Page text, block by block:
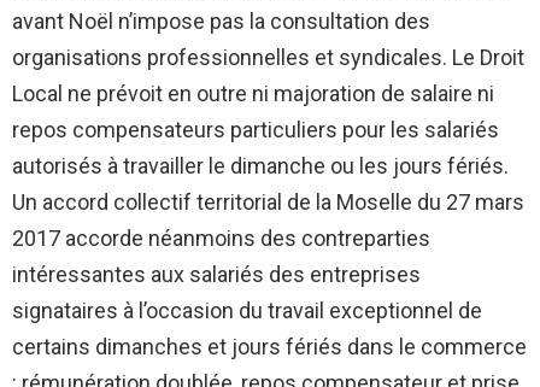
avant Noël n’impose pas la consultation des
organisations professionnelles et syndicales. Le Droit
Local ne prévoit en outre ni majoration de salaire ni
repos compensateurs particuliers pour les salariés
autorisés à travailler le dimanche ou les jours fériés.
Un accord collectif territorial de la Moselle du 27 mars
2017 accorde néanmoins des contreparties
intéressantes aux salariés des entreprises
signataires à l’occasion du travail exceptionnel de
certains dimanches et jours fériés dans le commerce